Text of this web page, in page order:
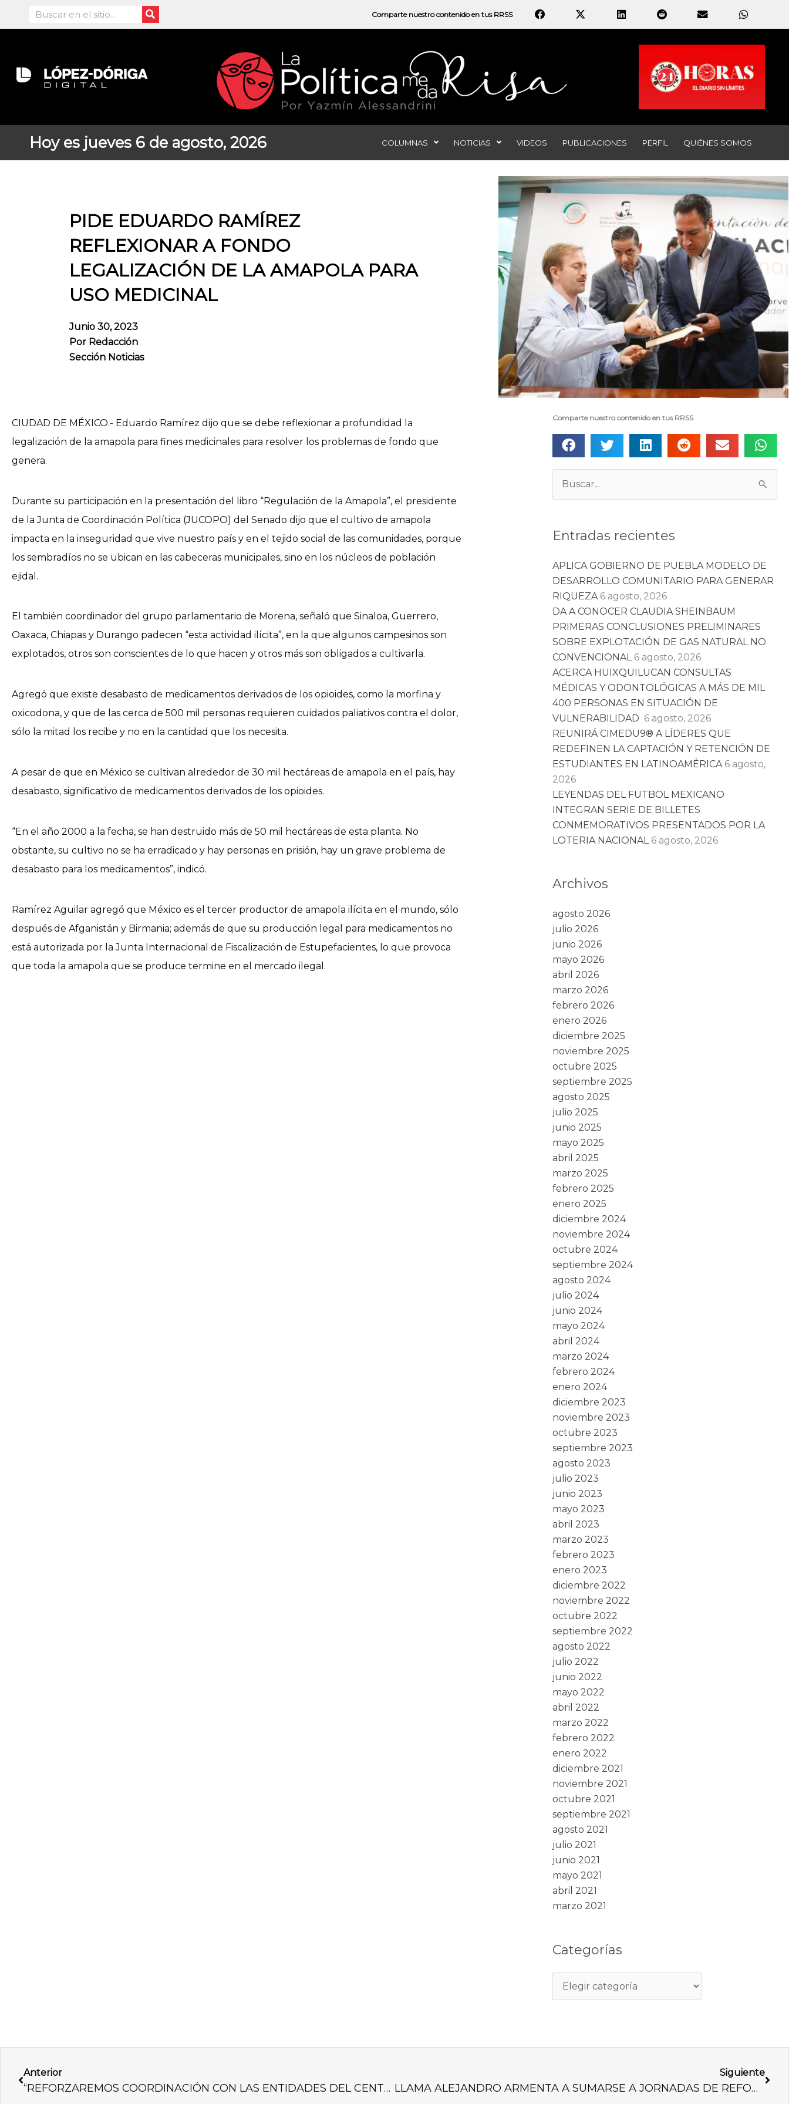
Search Comparte nuestro contenido en tus RRSS
Hoy es jueves 6 de agosto, 2026 COLUMNAS NOTICIAS VIDEOS PUBLICACIONES PERFIL QUIÉNES SOMOS
PIDE EDUARDO RAMÍREZ
REFLEXIONAR A FONDO
LEGALIZACIÓN DE LA AMAPOLA PARA
USO MEDICINAL
Junio 30, 2023
Por Redacción
Sección Noticias
CIUDAD DE MÉXICO.- Eduardo Ramírez dijo que se debe reflexionar a profundidad la
legalización de la amapola para fines medicinales para resolver los problemas de fondo que
genera.
Durante su participación en la presentación del libro “Regulación de la Amapola”, el presidente
de la Junta de Coordinación Política (JUCOPO) del Senado dijo que el cultivo de amapola
impacta en la inseguridad que vive nuestro país y en el tejido social de las comunidades, porque
los sembradíos no se ubican en las cabeceras municipales, sino en los núcleos de población
ejidal.
El también coordinador del grupo parlamentario de Morena, señaló que Sinaloa, Guerrero,
Oaxaca, Chiapas y Durango padecen “esta actividad ilícita”, en la que algunos campesinos son
explotados, otros son conscientes de lo que hacen y otros más son obligados a cultivarla.
Agregó que existe desabasto de medicamentos derivados de los opioides, como la morfina y
oxicodona, y que de las cerca de 500 mil personas requieren cuidados paliativos contra el dolor,
sólo la mitad los recibe y no en la cantidad que los necesita.
A pesar de que en México se cultivan alrededor de 30 mil hectáreas de amapola en el país, hay
desabasto, significativo de medicamentos derivados de los opioides.
“En el año 2000 a la fecha, se han destruido más de 50 mil hectáreas de esta planta. No
obstante, su cultivo no se ha erradicado y hay personas en prisión, hay un grave problema de
desabasto para los medicamentos”, indicó.
Ramírez Aguilar agregó que México es el tercer productor de amapola ilícita en el mundo, sólo
después de Afganistán y Birmania; además de que su producción legal para medicamentos no
está autorizada por la Junta Internacional de Fiscalización de Estupefacientes, lo que provoca
que toda la amapola que se produce termine en el mercado ilegal.
Comparte nuestro contenido en tus RRSS
Buscar:
Entradas recientes
APLICA GOBIERNO DE PUEBLA MODELO DE
DESARROLLO COMUNITARIO PARA GENERAR
RIQUEZA 6 agosto, 2026
DA A CONOCER CLAUDIA SHEINBAUM
PRIMERAS CONCLUSIONES PRELIMINARES
SOBRE EXPLOTACIÓN DE GAS NATURAL NO
CONVENCIONAL 6 agosto, 2026
ACERCA HUIXQUILUCAN CONSULTAS
MÉDICAS Y ODONTOLÓGICAS A MÁS DE MIL
400 PERSONAS EN SITUACIÓN DE
VULNERABILIDAD 6 agosto, 2026
REUNIRÁ CIMEDU9®️ A LÍDERES QUE
REDEFINEN LA CAPTACIÓN Y RETENCIÓN DE
ESTUDIANTES EN LATINOAMÉRICA 6 agosto,
2026
LEYENDAS DEL FUTBOL MEXICANO
INTEGRAN SERIE DE BILLETES
CONMEMORATIVOS PRESENTADOS POR LA
LOTERIA NACIONAL 6 agosto, 2026
Archivos
agosto 2026
julio 2026
junio 2026
mayo 2026
abril 2026
marzo 2026
febrero 2026
enero 2026
diciembre 2025
noviembre 2025
octubre 2025
septiembre 2025
agosto 2025
julio 2025
junio 2025
mayo 2025
abril 2025
marzo 2025
febrero 2025
enero 2025
diciembre 2024
noviembre 2024
octubre 2024
septiembre 2024
agosto 2024
julio 2024
junio 2024
mayo 2024
abril 2024
marzo 2024
febrero 2024
enero 2024
diciembre 2023
noviembre 2023
octubre 2023
septiembre 2023
agosto 2023
julio 2023
junio 2023
mayo 2023
abril 2023
marzo 2023
febrero 2023
enero 2023
diciembre 2022
noviembre 2022
octubre 2022
septiembre 2022
agosto 2022
julio 2022
junio 2022
mayo 2022
abril 2022
marzo 2022
febrero 2022
enero 2022
diciembre 2021
noviembre 2021
octubre 2021
septiembre 2021
agosto 2021
julio 2021
junio 2021
mayo 2021
abril 2021
marzo 2021
Categorías
Anterior
“REFORZAREMOS COORDINACIÓN CON LAS ENTIDADES DEL CENTRO DEL PAÍS”: JULIO MENCHACA
Siguiente
LLAMA ALEJANDRO ARMENTA A SUMARSE A JORNADAS DE REFORESTACIÓN ‘SEMBREMOS ESPERANZA’